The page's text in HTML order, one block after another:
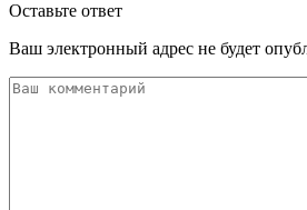
Оставьте ответ
Ваш электронный адрес не будет